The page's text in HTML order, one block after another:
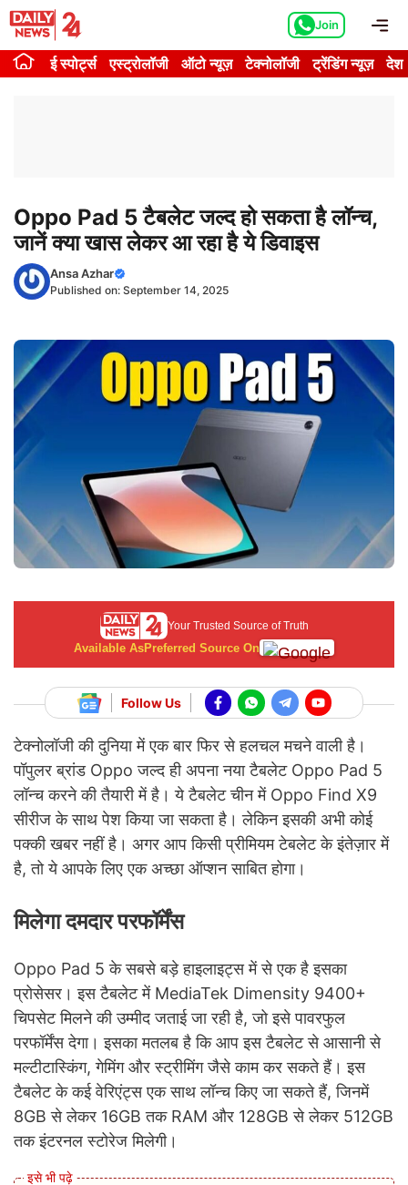
Skip
content
Join
ई स्पोर्ट्स एस्ट्रोलॉजी ऑटो न्यूज़ टेक्नोलॉजी ट्रेंडिंग न्यूज़ देश
Oppo Pad 5 टैबलेट जल्द हो सकता है लॉन्च,
जानें क्या खास लेकर आ रहा है ये डिवाइस
Ansa Azhar
Published on: September 14, 2025
Your Trusted Source of Truth
Available AsPreferred Source On
Follow Us
टेक्नोलॉजी की दुनिया में एक बार फिर से हलचल मचने वाली है।
पॉपुलर ब्रांड Oppo जल्द ही अपना नया टैबलेट Oppo Pad 5
लॉन्च करने की तैयारी में है। ये टैबलेट चीन में Oppo Find X9
सीरीज के साथ पेश किया जा सकता है। लेकिन इसकी अभी कोई
पक्की खबर नहीं है। अगर आप किसी प्रीमियम टेबलेट के इंतेज़ार में
है, तो ये आपके लिए एक अच्छा ऑप्शन साबित होगा।
मिलेगा दमदार परफॉर्मेंस
Oppo Pad 5 के सबसे बड़े हाइलाइट्स में से एक है इसका
प्रोसेसर। इस टैबलेट में MediaTek Dimensity 9400+
चिपसेट मिलने की उम्मीद जताई जा रही है, जो इसे पावरफुल
परफॉर्मेंस देगा। इसका मतलब है कि आप इस टैबलेट से आसानी से
मल्टीटास्किंग, गेमिंग और स्ट्रीमिंग जैसे काम कर सकते हैं। इस
टैबलेट के कई वेरिएंट्स एक साथ लॉन्च किए जा सकते हैं, जिनमें
8GB से लेकर 16GB तक RAM और 128GB से लेकर 512GB
तक इंटरनल स्टोरेज मिलेगी।